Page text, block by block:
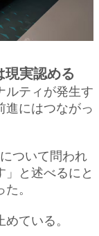
現実認める
ルティが発生す
進にはつながっ
ついて問われ
」と述べるにと
。
ている。